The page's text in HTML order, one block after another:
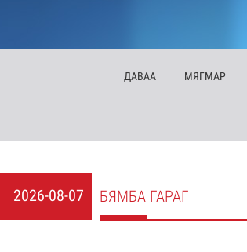
ДАВАА МЯГМАР
2026-08-07 БЯМБА ГАРАГ